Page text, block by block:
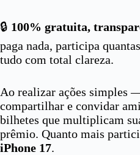
🔒 100% gratuita,
paga nada, participa
tudo com total clareza.
Ao realizar ações simples
compartilhar e convidar
bilhetes que multiplicam
prêmio. Quanto mais
iPhone 17.